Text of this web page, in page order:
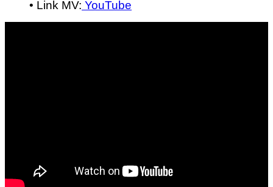
• Link MV: YouTube